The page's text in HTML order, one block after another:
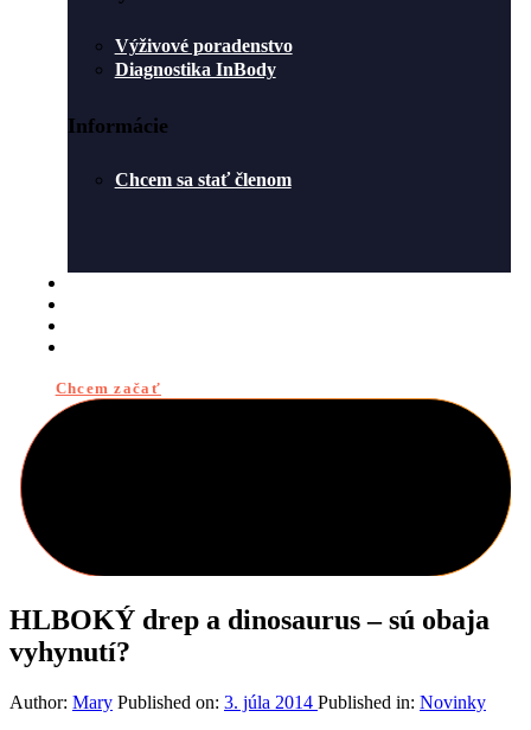
Výživové poradenstvo
Diagnostika InBody
Informácie
Chcem sa stať členom
Chcem začať
HLBOKÝ drep a dinosaurus – sú obaja
vyhynutí?
Author: Mary Published on: 3. júla 2014 Published in: Novinky